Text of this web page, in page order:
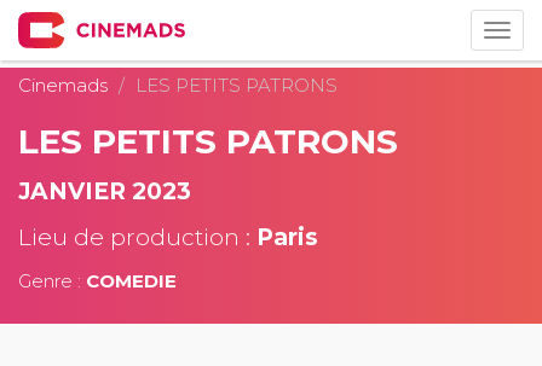
Cinemads
LES PETITS PATRONS
LES PETITS PATRONS
JANVIER 2023
Lieu de production : Paris
Genre : COMEDIE